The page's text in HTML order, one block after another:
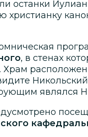
останки
христианку
, в стенах
Храм расположен
являлся